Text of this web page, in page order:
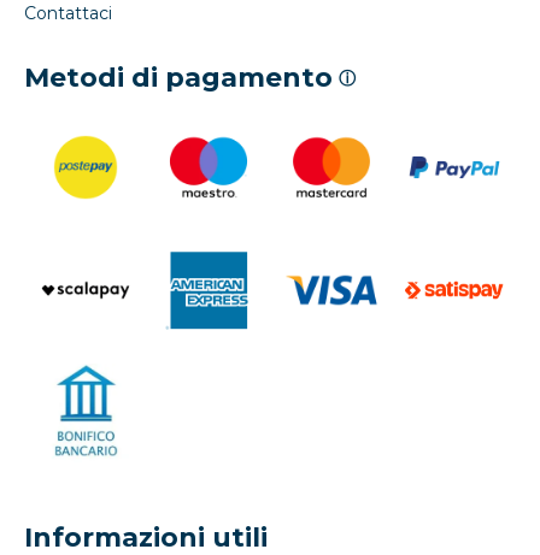
Contattaci
Metodi di pagamento ⓘ
Informazioni utili